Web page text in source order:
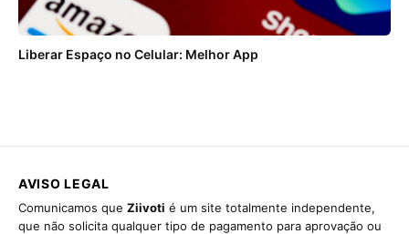
Liberar Espaço no Celular: Melhor App
AVISO LEGAL
Comunicamos que Ziivoti é um site totalmente independente,
que não solicita qualquer tipo de pagamento para aprovação ou